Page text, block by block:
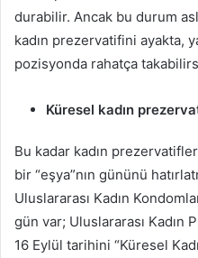
durabilir. Ancak bu durum
kadın prezervatifini ayakta,
pozisyonda rahatça
Küresel kadın
Bu kadar kadın
bir “eşya”nın gününü
Uluslararası Kadın
gün var; Uluslararası Kadın
16 Eylül tarihini “Küresel